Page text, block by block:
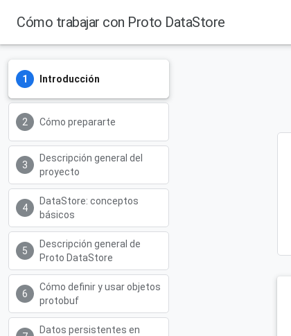
Cómo trabajar con Proto DataStore
Introducción
Cómo prepararte
Descripción general del
proyecto
DataStore: conceptos
básicos
Descripción general de
Proto DataStore
Cómo definir y usar objetos
protobuf
Datos persistentes en